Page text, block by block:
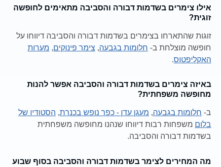
אילו צימרים בשדמות דבורה והסביבה מתאימים לחופשה
זוגית?
זוגות שהתארחו בצימרים בשדמות דבורה והסביבה דיווחו על
חופשה מוצלחת ב- חלומות בגבעה, צימר פינוקים, מערות
האקליפטוס.
באיזה צימרים בשדמות דבורה והסביבה אפשר להנות
מחופשה משפחתית?
ב- חלומות בגבעה, מעגן עדן - כפר נופש בכנרת, הסטודיו של
בלום משפחות רבות דיווחו שנהנו מחופשה משפחתית
בשדמות דבורה והסביבה.
מה המחירים לצימר בשדמות דבורה והסביבה בסוף שבוע